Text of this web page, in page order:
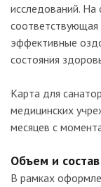
исследований. На
соответствующая
эффективные
состояния
Карта для
медицинских
месяцев с
Объем и
В рамках